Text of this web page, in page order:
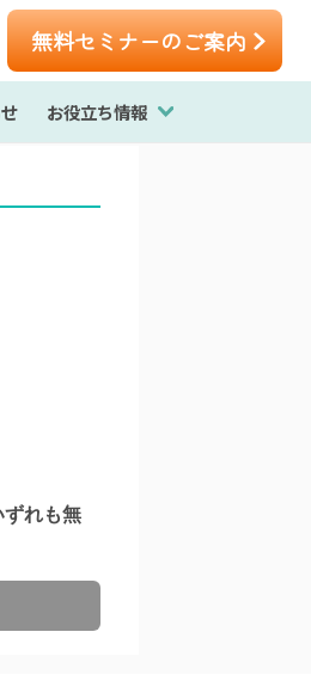
無料セミナーのご案内
お役立ち情報
れも無